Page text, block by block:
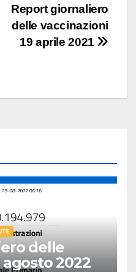
Report giornaliero
delle vaccinazioni
19 aprile 2021
delle
2022